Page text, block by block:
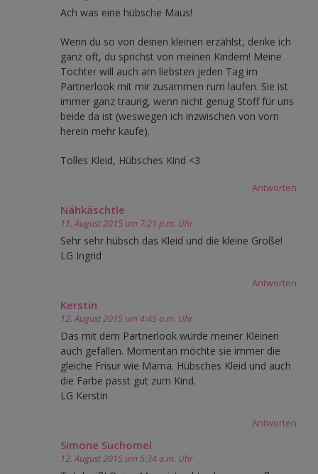
Ach was eine hübsche Maus!
Wenn du so von deinen kleinen erzählst, denke ich
ganz oft, du sprichst von meinen Kindern! Meine
Tochter will auch am liebsten jeden Tag im
Partnerlook mit mir zusammen rum laufen. Sie ist
immer ganz traurig, wenn nicht genug Stoff für uns
beide da ist (weswegen ich inzwischen von vorn
herein mehr kaufe).
Tolles Kleid, Hübsches Kind <3
Antworten
Nähkäschtle
11. August 2015 um 7:21 p.m. Uhr
Sehr sehr hübsch das Kleid und die kleine Große!
LG Ingrid
Antworten
Kerstin
12. August 2015 um 4:45 a.m. Uhr
Das mit dem Partnerlook würde meiner Kleinen
auch gefallen. Momentan möchte sie immer die
gleiche Frisur wie Mama. Hübsches Kleid und auch
die Farbe passt gut zum Kind.
LG Kerstin
Antworten
Simone Suchomel
12. August 2015 um 5:34 a.m. Uhr